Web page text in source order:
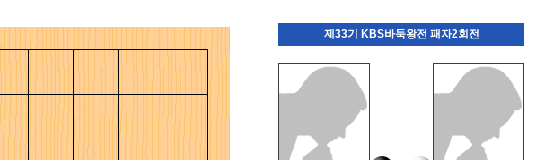
제33기 KBS바둑왕전 패자2회전